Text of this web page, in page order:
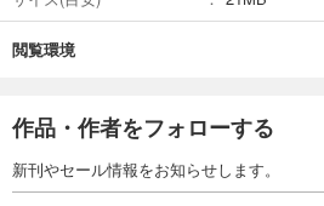
143円 (税込)
春待つ椿は恋に咲く（６１）
121円 (税込)
閲覧環境
作品・作者をフォローする
新刊やセール情報をお知らせします。